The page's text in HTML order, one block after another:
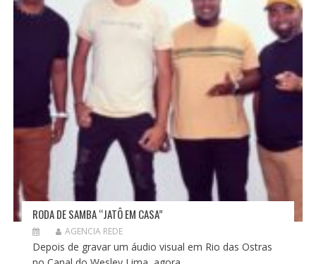
RODA DE SAMBA “JATÔ EM CASA”
AGENCIA REDE
Depois de gravar um áudio visual em Rio das Ostras